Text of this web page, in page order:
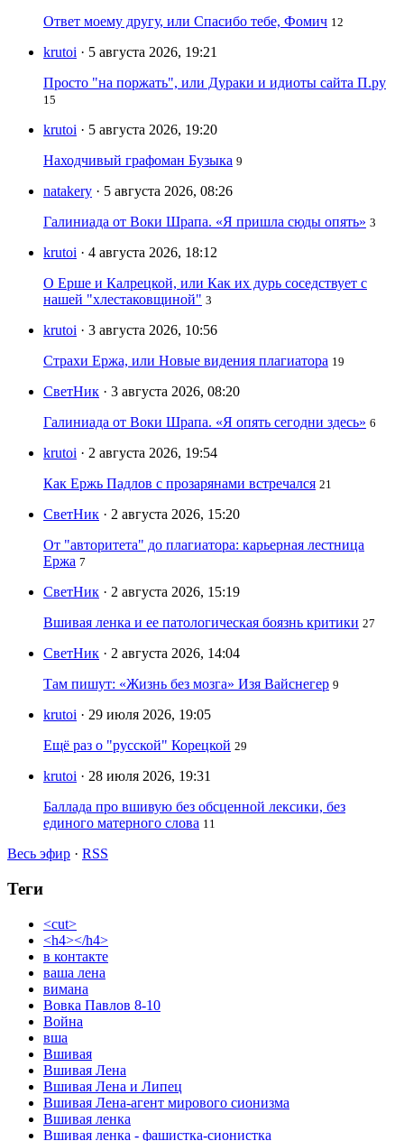
Ответ моему другу, или Спасибо тебе, Фомич 12
krutoi · 5 августа 2026, 19:21
Просто "на поржать", или Дураки и идиоты сайта П.ру
15
krutoi · 5 августа 2026, 19:20
Находчивый графоман Бузыка 9
natakery · 5 августа 2026, 08:26
Галиниада от Воки Шрапа. «Я пришла сюды опять» 3
krutoi · 4 августа 2026, 18:12
О Ерше и Калрецкой, или Как их дурь соседствует с
нашей "хлестаковщиной" 3
krutoi · 3 августа 2026, 10:56
Страхи Ержа, или Новые видения плагиатора 19
СветНик · 3 августа 2026, 08:20
Галиниада от Воки Шрапа. «Я опять сегодни здесь» 6
krutoi · 2 августа 2026, 19:54
Как Ержь Падлов с прозарянами встречался 21
СветНик · 2 августа 2026, 15:20
От "авторитета" до плагиатора: карьерная лестница
Ержа 7
СветНик · 2 августа 2026, 15:19
Вшивая ленка и ее патологическая боязнь критики 27
СветНик · 2 августа 2026, 14:04
Там пишут: «Жизнь без мозга» Изя Вайснегер 9
krutoi · 29 июля 2026, 19:05
Ещё раз о "русской" Корецкой 29
krutoi · 28 июля 2026, 19:31
Баллада про вшивую без обсценной лексики, без
единого матерного слова 11
Весь эфир · RSS
Теги
<cut>
<h4></h4>
в контакте
ваша лена
вимана
Вовка Павлов 8-10
Война
вша
Вшивая
Вшивая Лена
Вшивая Лена и Липец
Вшивая Лена-агент мирового сионизма
Вшивая ленка
Вшивая ленка - фашистка-сионистка